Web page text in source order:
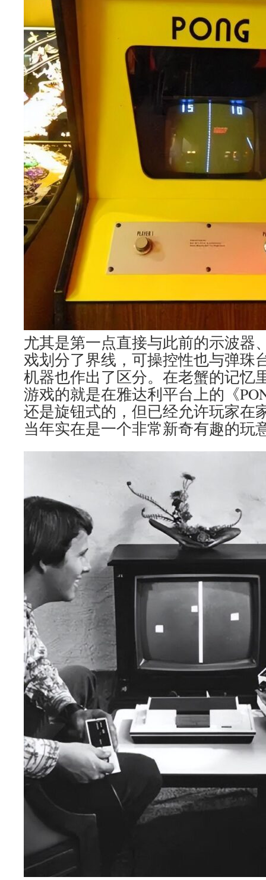
尤其是第一点直接与此前的示波器
戏划分了界线，可操控性也与弹珠
机器也作出了区分。在老蟹的记忆
游戏的就是在雅达利平台上的《
还是旋钮式的，但已经允许玩家在
当年实在是一个非常新奇有趣的玩